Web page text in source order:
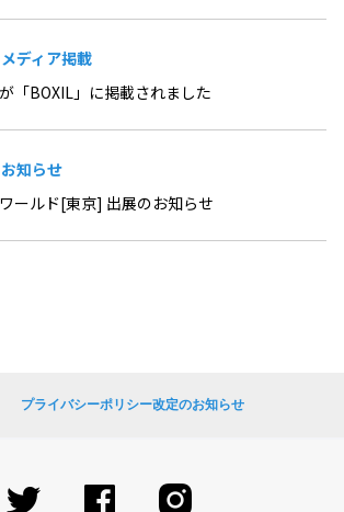
ディア掲載
「BOXIL」に掲載されました
知らせ
ールド[東京] 出展のお知らせ
プライバシーポリシー改定のお知らせ